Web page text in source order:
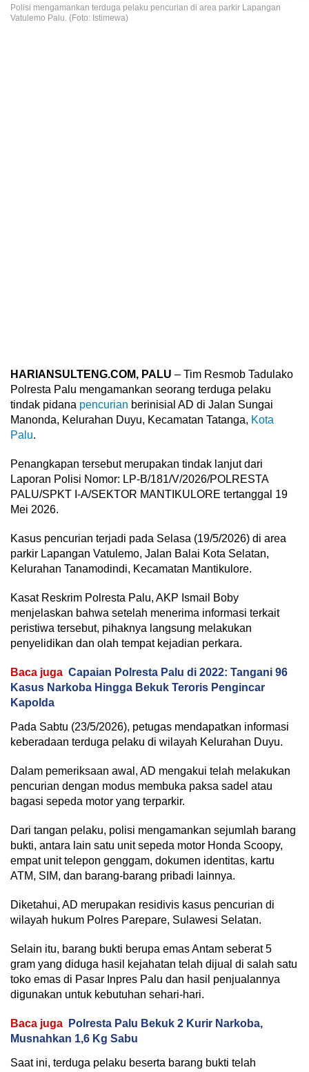
Polisi mengamankan terduga pelaku pencurian di area parkir Lapangan
Vatulemo Palu. (Foto: Istimewa)
HARIANSULTENG.COM, PALU – Tim Resmob Tadulako
Polresta Palu mengamankan seorang terduga pelaku
tindak pidana pencurian berinisial AD di Jalan Sungai
Manonda, Kelurahan Duyu, Kecamatan Tatanga, Kota
Palu.
Penangkapan tersebut merupakan tindak lanjut dari
Laporan Polisi Nomor: LP-B/181/V/2026/POLRESTA
PALU/SPKT I-A/SEKTOR MANTIKULORE tertanggal 19
Mei 2026.
Kasus pencurian terjadi pada Selasa (19/5/2026) di area
parkir Lapangan Vatulemo, Jalan Balai Kota Selatan,
Kelurahan Tanamodindi, Kecamatan Mantikulore.
Kasat Reskrim Polresta Palu, AKP Ismail Boby
menjelaskan bahwa setelah menerima informasi terkait
peristiwa tersebut, pihaknya langsung melakukan
penyelidikan dan olah tempat kejadian perkara.
Baca juga Capaian Polresta Palu di 2022: Tangani 96
Kasus Narkoba Hingga Bekuk Teroris Pengincar
Kapolda
Pada Sabtu (23/5/2026), petugas mendapatkan informasi
keberadaan terduga pelaku di wilayah Kelurahan Duyu.
Dalam pemeriksaan awal, AD mengakui telah melakukan
pencurian dengan modus membuka paksa sadel atau
bagasi sepeda motor yang terparkir.
Dari tangan pelaku, polisi mengamankan sejumlah barang
bukti, antara lain satu unit sepeda motor Honda Scoopy,
empat unit telepon genggam, dokumen identitas, kartu
ATM, SIM, dan barang-barang pribadi lainnya.
Diketahui, AD merupakan residivis kasus pencurian di
wilayah hukum Polres Parepare, Sulawesi Selatan.
Selain itu, barang bukti berupa emas Antam seberat 5
gram yang diduga hasil kejahatan telah dijual di salah satu
toko emas di Pasar Inpres Palu dan hasil penjualannya
digunakan untuk kebutuhan sehari-hari.
Baca juga
Polresta Palu Bekuk 2 Kurir Narkoba,
Musnahkan 1,6 Kg Sabu
Saat ini, terduga pelaku beserta barang bukti telah